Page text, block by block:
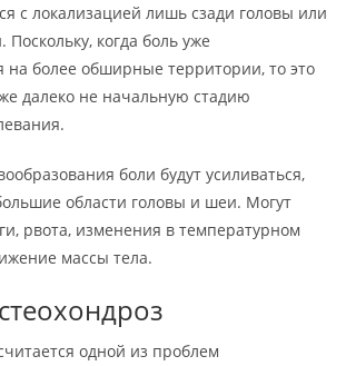
с локализацией лишь сзади головы или
когда боль уже
на более обширные территории, то это
далеко не начальную стадию
боли будут усиливаться,
области головы и шеи. Могут
рвота, изменения в температурном
массы тела.
одной из проблем